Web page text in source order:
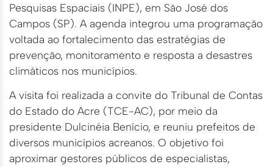
Pesquisas Espaciais (INPE), em São José dos
Campos (SP). A agenda integrou uma programação
voltada ao fortalecimento das estratégias de
prevenção, monitoramento e resposta a desastres
climáticos nos municípios.
A visita foi realizada a convite do Tribunal de Contas
do Estado do Acre (TCE-AC), por meio da
presidente Dulcinéia Benício, e reuniu prefeitos de
diversos municípios acreanos. O objetivo foi
aproximar gestores públicos de especialistas,